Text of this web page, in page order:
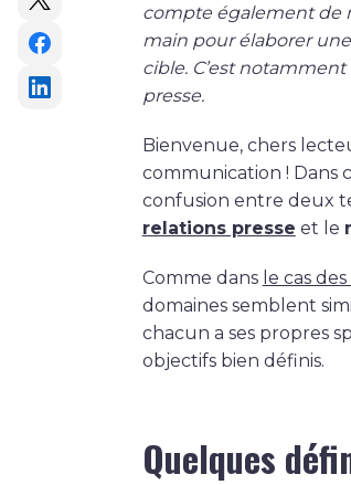
compte également de
main pour élaborer
cible. C’est
presse.
Bienvenue, chers
communication ! Dans
confusion entre deux
relations presse et le
Comme dans le cas
domaines semblent
chacun a ses propres
objectifs bien définis.
Quelques